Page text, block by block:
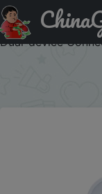
Придбати [World
Buds 5 46dB
Dual-device